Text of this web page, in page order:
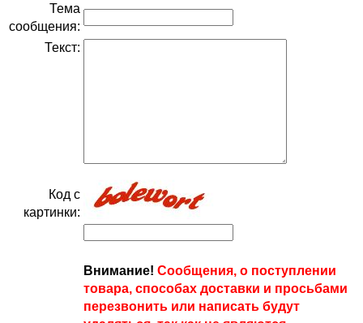
Тема
сообщения:
Текст:
Код с
картинки:
Внимание! Сообщения, о поступлении
товара, способах доставки и просьбами
перезвонить или написать будут